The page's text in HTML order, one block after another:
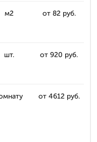
м2 от 82 руб.
шт. от 920 руб.
от 4612 руб.